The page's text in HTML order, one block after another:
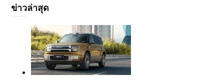
ข่าวล่าสุด